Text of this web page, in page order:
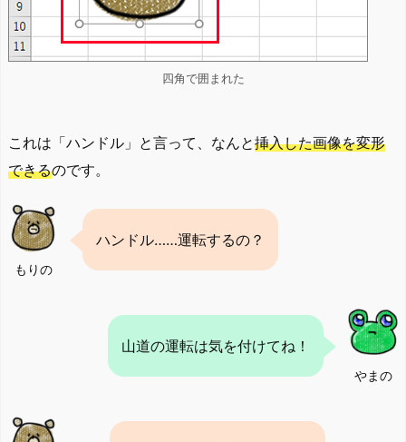
四角で囲まれた
これは「ハンドル」と言って、なんと挿入した画像を変形
できるのです。
もりの
ハンドル……運転するの？
やまの
山道の運転は気を付けてね！